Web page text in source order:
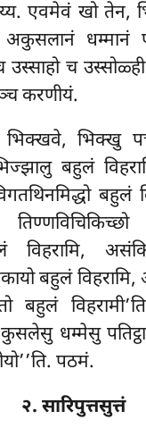
एवमेवं खो तेन,
धम्मानं
उस्साहो च
करणीयं.
भिक्खु
बहुलं
बहुलं
बहुलं
बहुलं
धम्मेसु
पठमं.
२. सारिपुत्तसुत्तं